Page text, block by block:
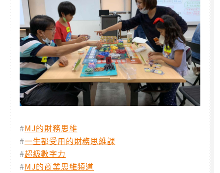
#MJ的財務思維
#一生都受用的財務思維課
#超級數字力
#MJ的商業思維頻道